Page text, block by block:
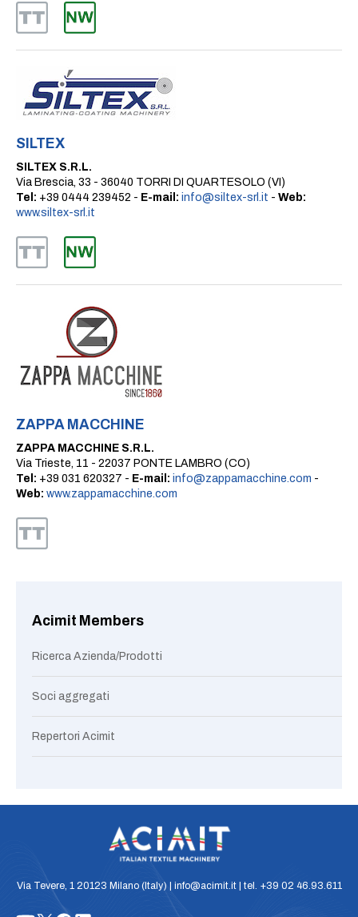
SILTEX
SILTEX S.R.L.
Via Brescia, 33 - 36040 TORRI DI QUARTESOLO (VI)
Tel: +39 0444 239452 - E-mail: info@siltex-srl.it - Web:
www.siltex-srl.it
ZAPPA MACCHINE
ZAPPA MACCHINE S.R.L.
Via Trieste, 11 - 22037 PONTE LAMBRO (CO)
Tel: +39 031 620327 - E-mail: info@zappamacchine.com -
Web: www.zappamacchine.com
Acimit Members
Ricerca Azienda/Prodotti
Soci aggregati
Repertori Acimit
Via Tevere, 1 20123 Milano (Italy) | info@acimit.it | tel. +39 02 46.93.611